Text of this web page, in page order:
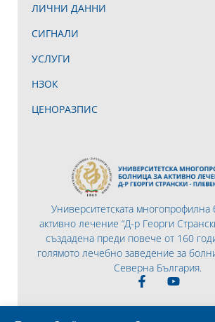
Университетската многопрофилна
активно лечение “Д-р Георги
създадена преди повече от 160
голямото лечебно заведение за
Северна България.
ЛИЧНИ ДАННИ
СИГНАЛИ
УСЛУГИ
НЗОК
ЦЕНОРАЗПИС